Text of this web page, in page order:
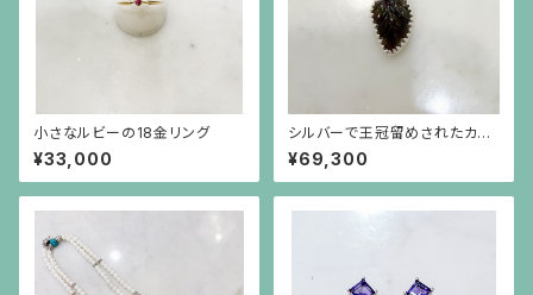
小さなルビーの18金リング
¥33,000
シルバーで王冠留めされたカボ
ーションのターコイズと葉の形
と彫りのトルマリンのペンダント
（チェーン別）
¥69,300